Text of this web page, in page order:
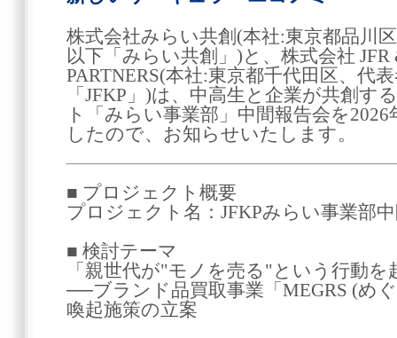
株式会社みらい共創(本社:東京都品川
以下「みらい共創」)と、株式会社 JFR
PARTNERS(本社:東京都千代田区、代
「JFKP」)は、中高生と企業が共創す
ト「みらい事業部」中間報告会を
したので、お知らせいたします。
■ プロジェクト概要
プロジェクト名：JFKPみらい事業部
■ 検討テーマ
「親世代が"モノを売る"という行動を
──ブランド品買取事業「MEGRS (め
喚起施策の立案